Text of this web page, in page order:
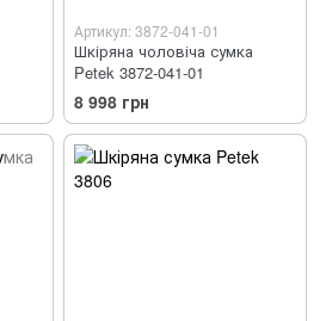
Артикул: 3872-041-01
Шкіряна чоловіча сумка
Petek 3872-041-01
8 998 грн